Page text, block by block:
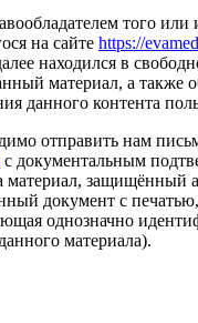
того или
на сайте https://
находился в
материал, а также
данного контента
отправить нам
с документальным
материал, защищённый
документ с
однозначно
материала).